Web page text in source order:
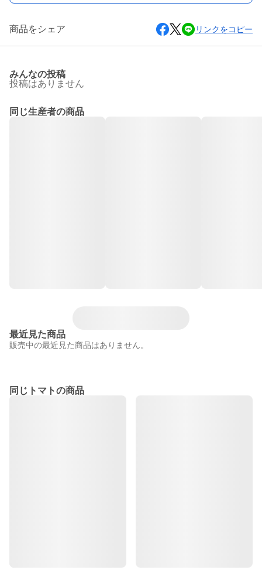
商品をシェア リンクをコピー
みんなの投稿
投稿はありません
同じ生産者の商品
最近見た商品
販売中の最近見た商品はありません。
同じトマトの商品